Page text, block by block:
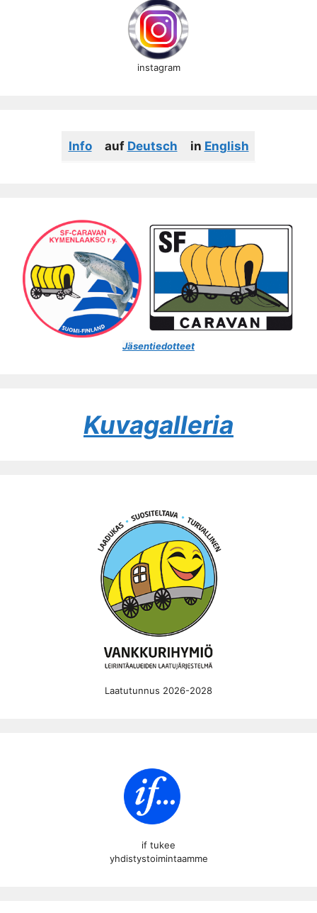
instagram
Info auf Deutsch in English
Jäsentiedotteet
Kuvagalleria
Laatutunnus 2026-2028
if tukee
yhdistystoimintaamme